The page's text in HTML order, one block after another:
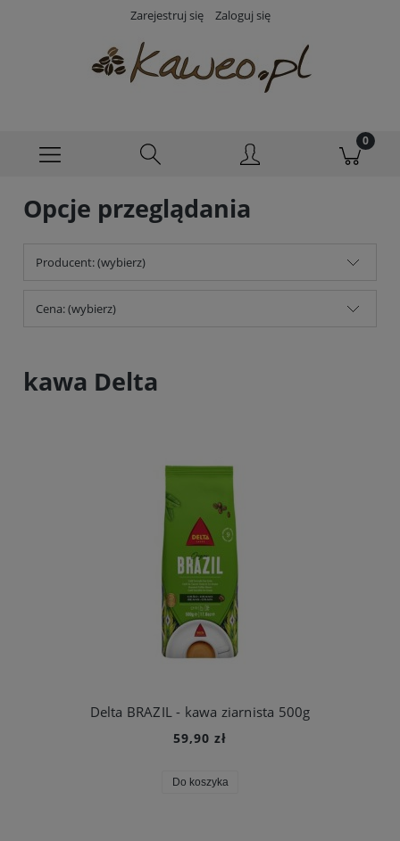
Zarejestruj się Zaloguj się
Opcje przeglądania
Producent: (wybierz)
Cena: (wybierz)
kawa Delta
Delta BRAZIL - kawa ziarnista 500g
59,90 zł
Do koszyka